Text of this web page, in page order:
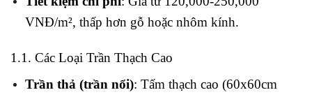
VNĐ/m², thấp hơn gỗ hoặc nhôm kính.
1.1. Các Loại Trần Thạch Cao
Trần thả (trần nổi): Tấm thạch cao (60x60cm